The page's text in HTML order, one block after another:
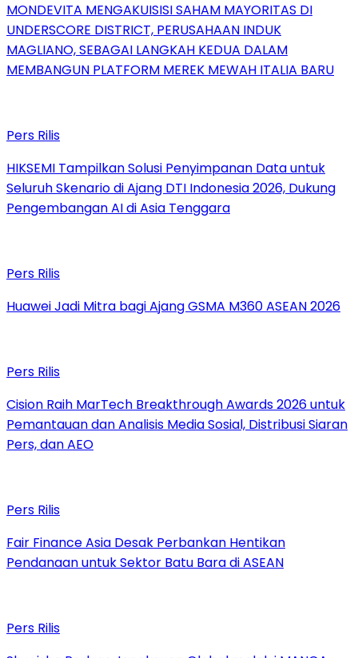
MONDEVITA MENGAKUISISI SAHAM MAYORITAS DI
UNDERSCORE DISTRICT, PERUSAHAAN INDUK
MAGLIANO, SEBAGAI LANGKAH KEDUA DALAM
MEMBANGUN PLATFORM MEREK MEWAH ITALIA BARU
Pers Rilis
HIKSEMI Tampilkan Solusi Penyimpanan Data untuk
Seluruh Skenario di Ajang DTI Indonesia 2026, Dukung
Pengembangan AI di Asia Tenggara
Pers Rilis
Huawei Jadi Mitra bagi Ajang GSMA M360 ASEAN 2026
Pers Rilis
Cision Raih MarTech Breakthrough Awards 2026 untuk
Pemantauan dan Analisis Media Sosial, Distribusi Siaran
Pers, dan AEO
Pers Rilis
Fair Finance Asia Desak Perbankan Hentikan
Pendanaan untuk Sektor Batu Bara di ASEAN
Pers Rilis